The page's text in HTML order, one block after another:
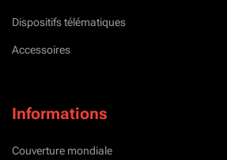
Dispositifs télématiques
Accessoires
Informations
Couverture mondiale